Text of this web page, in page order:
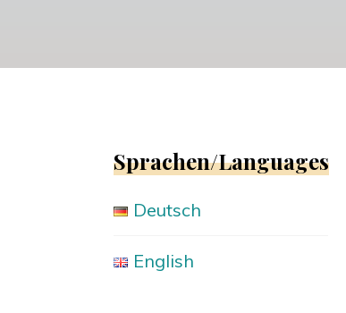
Sprachen/Languages
Deutsch
English